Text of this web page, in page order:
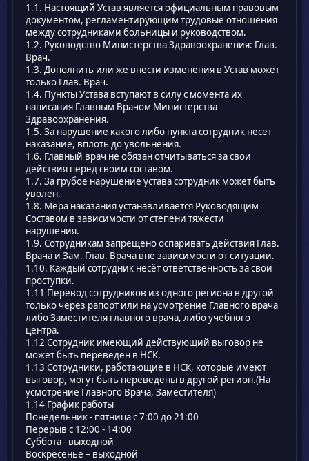
1.1. Настоящий Устав является официальным правовым
документом, регламентирующим трудовые отношения
между сотрудниками больницы и руководством.
1.2. Руководство Министерства Здравоохранения: Глав.
Врач.
1.3. Дополнить или же внести изменения в Устав может
только Глав. Врач.
1.4. Пункты Устава вступают в силу с момента их
написания Главным Врачом Министерства
Здравоохранения.
1.5. За нарушение какого либо пункта сотрудник несет
наказание, вплоть до увольнения.
1.6. Главный врач не обязан отчитываться за свои
действия перед своим составом.
1.7. За грубое нарушение устава сотрудник может быть
уволен.
1.8. Мера наказания устанавливается Руководящим
Составом в зависимости от степени тяжести
нарушения.
1.9. Сотрудникам запрещено оспаривать действия Глав.
Врача и Зам. Глав. Врача вне зависимости от ситуации.
1.10. Каждый сотрудник несёт ответственность за свои
проступки.
1.11 Перевод сотрудников из одного региона в другой
только через рапорт или на усмотрение Главного врача
либо Заместителя главного врача, либо учебного
центра.
1.12 Сотрудник имеющий действующий выговор не
может быть переведен в НСК.
1.13 Сотрудники, работающие в НСК, которые имеют
выговор, могут быть переведены в другой регион.(На
усмотрение Главного Врача, Заместителя)
1.14 График работы
Понедельник - пятница с 7:00 до 21:00
Перерыв с 12:00 - 14:00
Cуббота - выходной
Воскресенье – выходной